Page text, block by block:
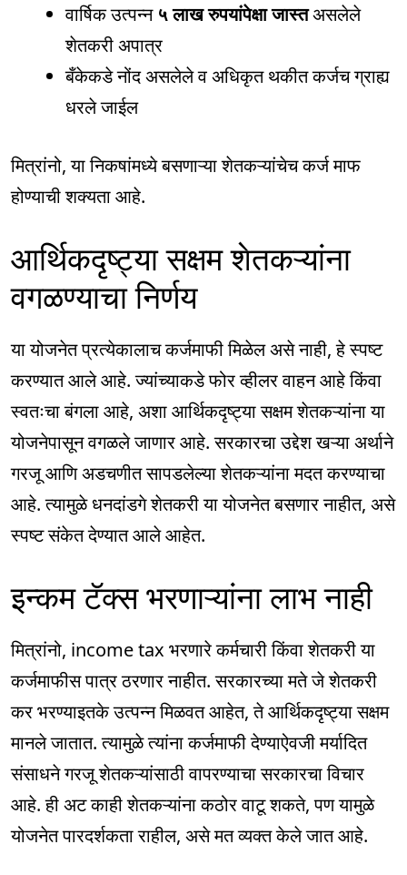
वार्षिक उत्पन्न ५ लाख रुपयांपेक्षा जास्तअसलेले
शेतकरी अपात्र
बँकेकडे नोंद असलेले व अधिकृत थकीत कर्जच ग्राह्य
धरले जाईल
मित्रांनो, या निकषांमध्ये बसणाऱ्या शेतकऱ्यांचेच कर्ज माफ
होण्याची शक्यता आहे.
आर्थिकदृष्ट्या सक्षम शेतकऱ्यांना
वगळण्याचा निर्णय
या योजनेत प्रत्येकालाच कर्जमाफी मिळेल असे नाही, हे स्पष्ट
करण्यात आले आहे. ज्यांच्याकडे फोर व्हीलर वाहन आहे किंवा
स्वतःचा बंगला आहे, अशा आर्थिकदृष्ट्या सक्षम शेतकऱ्यांना या
योजनेपासून वगळले जाणार आहे. सरकारचा उद्देश खऱ्या अर्थाने
गरजू आणि अडचणीत सापडलेल्या शेतकऱ्यांना मदत करण्याचा
आहे. त्यामुळे धनदांडगे शेतकरी या योजनेत बसणार नाहीत, असे
स्पष्ट संकेत देण्यात आले आहेत.
इन्कम टॅक्स भरणाऱ्यांना लाभ नाही
मित्रांनो, income tax भरणारे कर्मचारी किंवा शेतकरी या
कर्जमाफीस पात्र ठरणार नाहीत. सरकारच्या मते जे शेतकरी
कर भरण्याइतके उत्पन्न मिळवत आहेत, ते आर्थिकदृष्ट्या सक्षम
मानले जातात. त्यामुळे त्यांना कर्जमाफी देण्याऐवजी मर्यादित
संसाधने गरजू शेतकऱ्यांसाठी वापरण्याचा सरकारचा विचार
आहे. ही अट काही शेतकऱ्यांना कठोर वाटू शकते, पण यामुळे
योजनेत पारदर्शकता राहील, असे मत व्यक्त केले जात आहे.